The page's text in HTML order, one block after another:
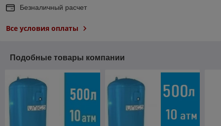
Безналичный расчет
Все условия оплаты
Подобные товары компании